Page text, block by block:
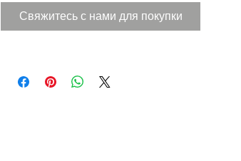
Свяжитесь с нами для покупки